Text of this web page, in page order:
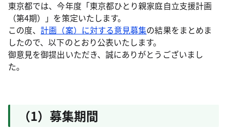
東京都では、今年度「東京都ひとり親家庭自立支援計画
（第4期）」を策定いたします。
この度、計画（案）に対する意見募集の結果をまとめま
したので、以下のとおり公表いたします。
御意見を御提出いただき、誠にありがとうございまし
た。
（1）募集期間